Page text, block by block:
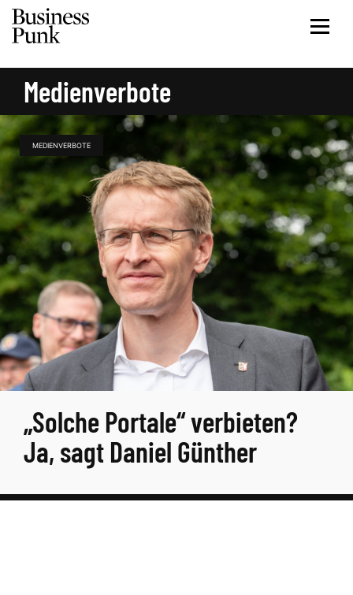
Medienverbote
MEDIENVERBOTE
„Solche Portale“ verbieten?
Ja, sagt Daniel Günther